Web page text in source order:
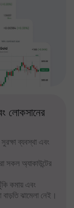
লোকসানের
ব্যবস্থা এবং
সকল অ্যাকাউন্টের
কমায় এবং
ঝামেলা নেই।